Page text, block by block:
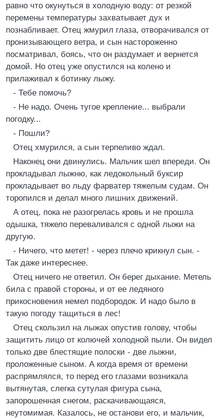
равно что окунуться в холодную воду: от резкой
перемены температуры захватывает дух и
познабливает. Отец жмурил глаза, отворачивался от
пронизывающего ветра, и сын настороженно
посматривал, боясь, что он раздумает и вернется
домой. Но отец уже опустился на колено и
прилаживал к ботинку лыжу.
- Тебе помочь?
- Не надо. Очень тугое крепление... выбрали
погодку...
- Пошли?
Отец хмурился, а сын терпеливо ждал.
Наконец они двинулись. Мальчик шел впереди. Он
прокладывал лыжню, как ледокольный буксир
прокладывает во льду фарватер тяжелым судам. Он
торопился и делал много лишних движений.
А отец, пока не разогрелась кровь и не прошла
одышка, тяжело переваливался с одной лыжи на
другую.
- Ничего, что метет! - через плечо крикнул сын. -
Так даже интереснее.
Отец ничего не ответил. Он берег дыхание. Метель
била с правой стороны, и от ее ледяного
прикосновения немел подбородок. И надо было в
такую погоду тащиться в лес!
Отец скользил на лыжах опустив голову, чтобы
защитить лицо от колючей холодной пыли. Он видел
только две блестящие полоски - две лыжни,
проложенные сыном. А когда время от времени
распрямлялся, то перед его глазами возникала
вытянутая, слегка сутулая фигура сына,
запорошенная снегом, раскачивающаяся,
неутомимая. Казалось, не останови его, и мальчик,